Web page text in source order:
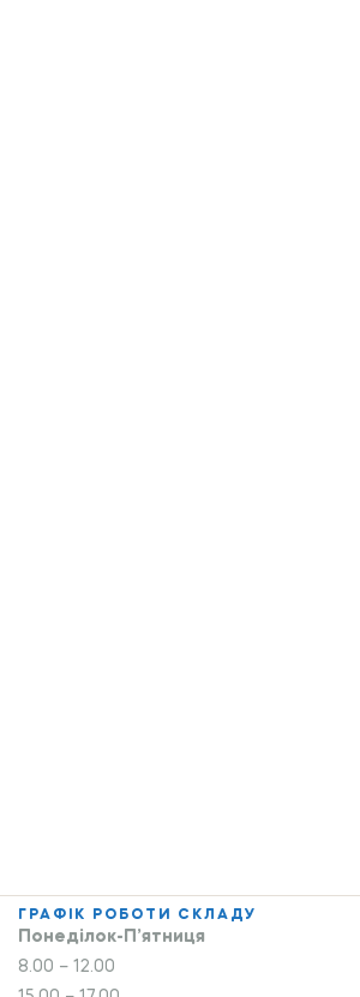
ГРАФІК РОБОТИ СКЛАДУ
Понеділок-П’ятниця
8.00 – 12.00